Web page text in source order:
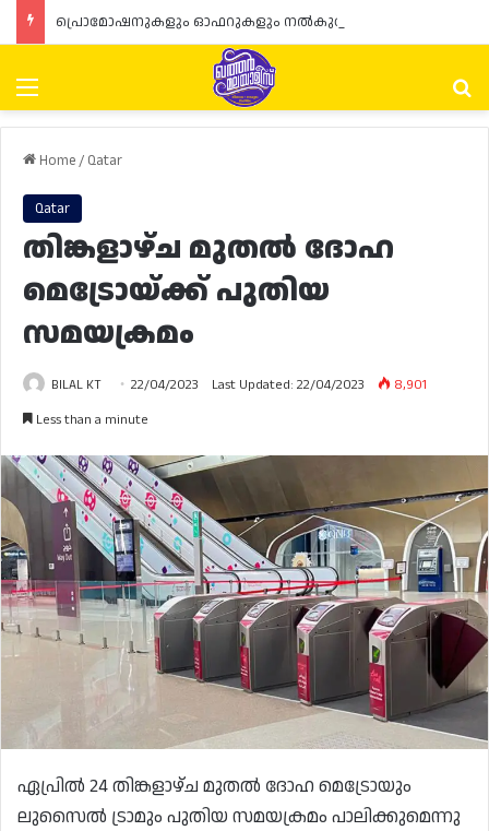
Menu
Home/ Qatar
Qatar
തിങ്കളാഴ്ച മുതൽ ദോഹ
മെട്രോയ്ക്ക് പുതിയ
സമയക്രമം
BILAL KT 22/04/2023 Last Updated: 22/04/2023
8,901
Less than a minute
ഏപ്രിൽ 24 തിങ്കളാഴ്ച മുതൽ ദോഹ മെട്രോയും
ലുസൈൽ ട്രാമും പുതിയ സമയക്രമം പാലിക്കുമെന്നു